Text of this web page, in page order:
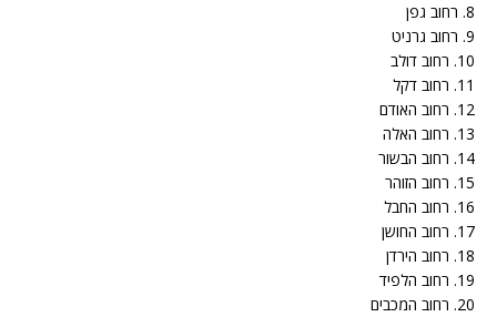
8. רחוב גפן
9. רחוב גרניט
10. רחוב דולב
11. רחוב דקל
12. רחוב האודם
13. רחוב האלה
14. רחוב הבשור
15. רחוב הזוהר
16. רחוב החבל
17. רחוב החושן
18. רחוב הירדן
19. רחוב הלפיד
20. רחוב המכבים